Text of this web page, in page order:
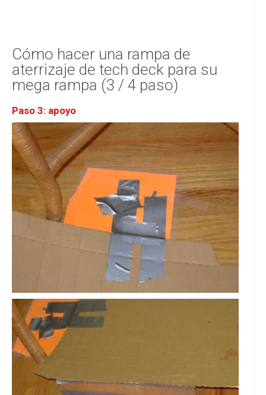
Cómo hacer una rampa de
aterrizaje de tech deck para su
mega rampa (3 / 4 paso)
Paso 3: apoyo